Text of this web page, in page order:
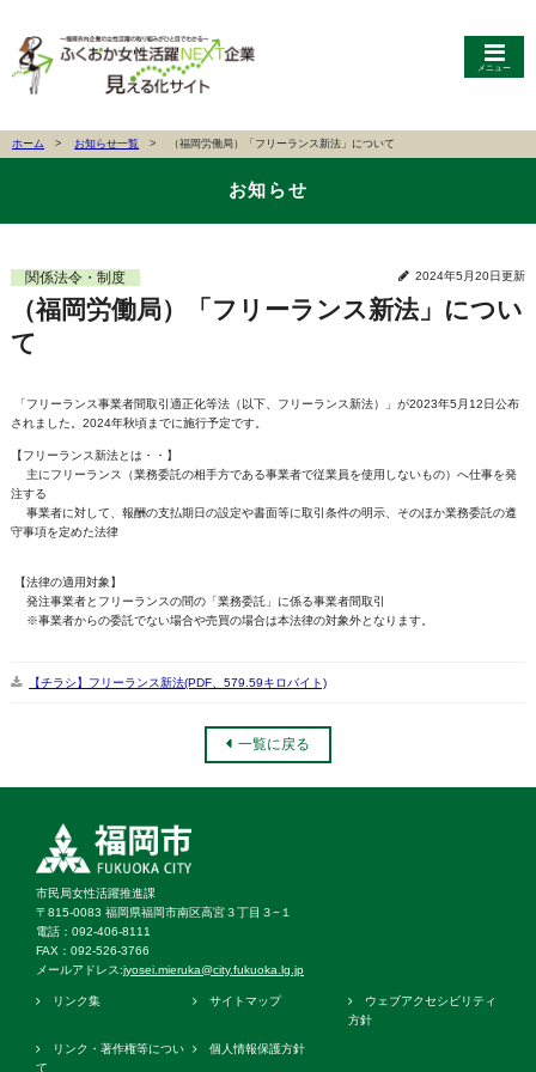
メニュー
ホーム お知らせ一覧 （福岡労働局）「フリーランス新法」について
お知らせ
関係法令・制度 2024年5月20日更新
（福岡労働局）「フリーランス新法」につい
て
「フリーランス事業者間取引適正化等法（以下、フリーランス新法）」が2023年5月12日公布
されました。2024年秋頃までに施行予定です。
【フリーランス新法とは・・】
主にフリーランス（業務委託の相手方である事業者で従業員を使用しないもの）へ仕事を発
注する
事業者に対して、報酬の支払期日の設定や書面等に取引条件の明示、そのほか業務委託の遵
守事項を定めた法律
【法律の適用対象】
発注事業者とフリーランスの間の「業務委託」に係る事業者間取引
※事業者からの委託でない場合や売買の場合は本法律の対象外となります。
【チラシ】フリーランス新法(PDF、579.59キロバイト)
一覧に戻る
市民局女性活躍推進課
〒815-0083 福岡県福岡市南区高宮３丁目３−１
電話：092‐406‐8111
FAX：092‐526‐3766
メールアドレス:jyosei.mieruka@city.fukuoka.lg.jp
リンク集 サイトマップ
ウェブアクセシビリティ
方針
リンク・著作権等につい
て
個人情報保護方針